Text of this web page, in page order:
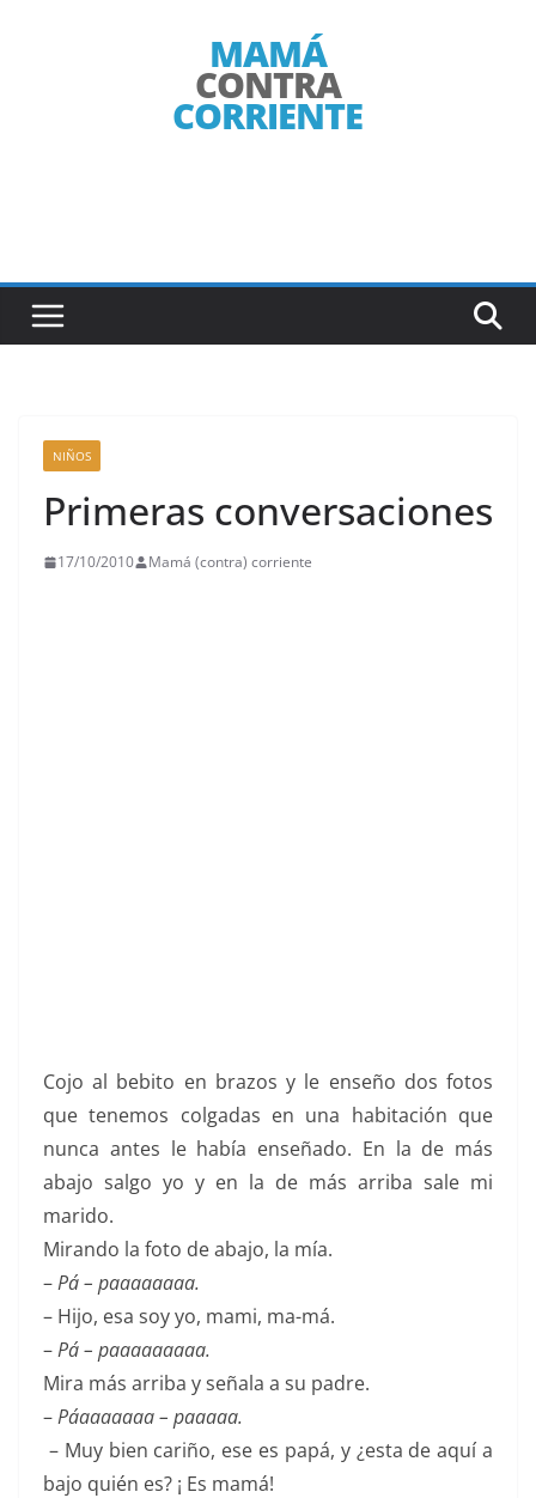
NIÑOS
Primeras conversaciones
17/10/2010 Mamá (contra) corriente
Cojo al bebito en brazos y le enseño dos fotos
que tenemos colgadas en una habitación que
nunca antes le había enseñado. En la de más
abajo salgo yo y en la de más arriba sale mi
marido.
Mirando la foto de abajo, la mía.
–Pá – paaaaaaaa.
– Hijo, esa soy yo, mami, ma-má.
–Pá – paaaaaaaaa.
Mira más arriba y señala a su padre.
–Páaaaaaaa – paaaaa.
– Muy bien cariño, ese es papá, y ¿esta de aquí a
bajo quién es? ¡ Es mamá!